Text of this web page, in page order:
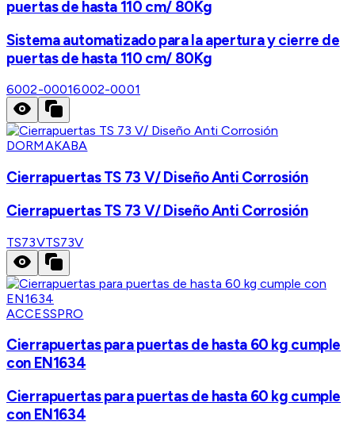
puertas de hasta 110 cm/ 80Kg
Sistema automatizado para la apertura y cierre de
puertas de hasta 110 cm/ 80Kg
6002-00016002-0001
DORMAKABA
Cierrapuertas TS 73 V/ Diseño Anti Corrosión
Cierrapuertas TS 73 V/ Diseño Anti Corrosión
TS73VTS73V
ACCESSPRO
Cierrapuertas para puertas de hasta 60 kg cumple
con EN1634
Cierrapuertas para puertas de hasta 60 kg cumple
con EN1634